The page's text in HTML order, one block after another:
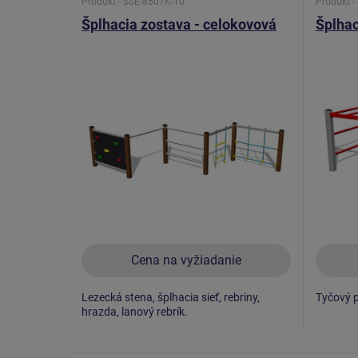
Šplhacia zostava - celokovová
Cena na vyžiadanie
Lezecká stena, šplhacia sieť, rebriny,
hrazda, lanový rebrík.
Tyčový